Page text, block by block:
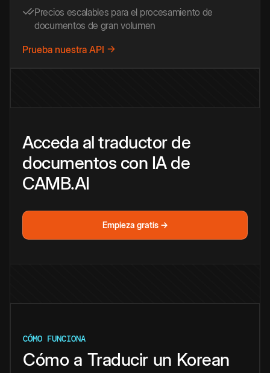
Precios escalables para el procesamiento de
documentos de gran volumen
Prueba nuestra API →
Acceda al traductor de
documentos con IA de
CAMB.AI
Empieza gratis →
CÓMO FUNCIONA
Cómo a Traducir un Korean